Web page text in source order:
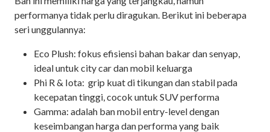
performanya tidak perlu diragukan. Berikut ini beberapa
seri unggulannya:
Eco Plush: fokus efisiensi bahan bakar dan senyap,
ideal untuk city car dan mobil keluarga
Phi R & Iota: grip kuat di tikungan dan stabil pada
kecepatan tinggi, cocok untuk SUV performa
Gamma: adalah ban mobil entry-level dengan
keseimbangan harga dan performa yang baik